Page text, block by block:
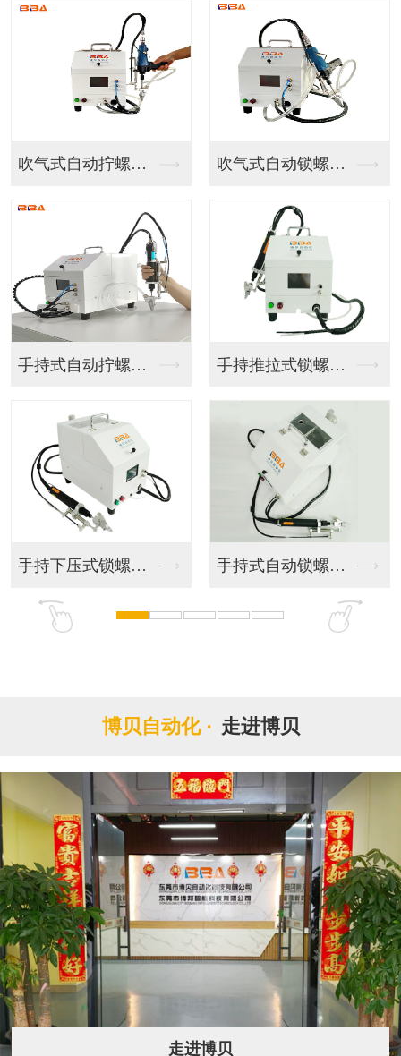
吹气式自动拧螺丝机 吹气式自动锁螺丝机
手持式自动拧螺丝机 手持推拉式锁螺丝机
手持下压式锁螺丝机 手持式自动锁螺丝机
博贝自动化 · 走进博贝
走进博贝